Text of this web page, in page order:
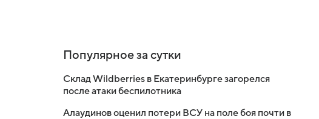
Популярное за сутки
Склад Wildberries в Екатеринбурге загорелся
после атаки беспилотника
Алаудинов оценил потери ВСУ на поле боя почти в